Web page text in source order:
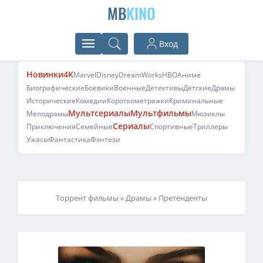
MBKINO
Вход
Новинки4KMarvelDisneyDreamWorksHBOАниме
БиографическиеБоевикиВоенныеДетективыДетскиеДрамы
ИсторическиеКомедииКороткометражкиКриминальные
МелодрамыМультсериалыМультфильмыМюзиклы
ПриключенияСемейныеСериалыСпортивныеТриллеры
УжасыФантастикаФэнтези
Торрент фильмы »Драмы » Претенденты